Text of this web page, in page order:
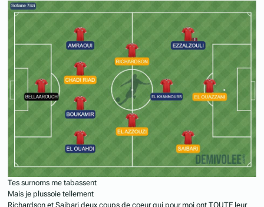
Tes surnoms me tabassent
Mais je plussoie tellement
Richardson et Saibari deux coups de coeur qui pour moi ont TOUTE leur